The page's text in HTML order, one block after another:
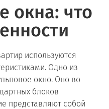
окна: что
используются
Одно из
окно. Оно во
блоков
представляют собой